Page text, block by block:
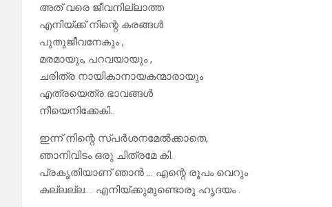
അത് വരെ ജീവനില്ലാത്ത
എനിയ്ക്ക് നിന്റെ കരങ്ങൾ
പുതുജീവനേകും ,
മരമായും, പറവയായും ,
ചരിത്ര നായികാനായകന്മാരായും
എത്രയെത്ര ഭാവങ്ങൾ
നീയെനിക്കേകി..
ഇന്ന് നിന്റെ സ്പർശനമേൽക്കാതെ,
ഞാനിവിടം ഒരു ചിത്രമേ കി.
പ്രകൃതിയാണ് ഞാൻ … എന്റെ രൂപം വെറും
കല്ലല്ല…. എനിയ്ക്കുമുണ്ടൊരു ഹൃദയം .